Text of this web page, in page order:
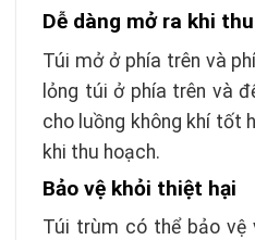
Dễ dàng mở ra khi
Túi mở ở phía trên và
lỏng túi ở phía trên và
cho luồng không khí tốt
khi thu hoạch.
Bảo vệ khỏi thiệt hại
Túi trùm có thể bảo vệ